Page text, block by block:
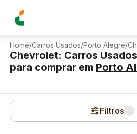
Home/Carros Usados/Porto Alegre/
Chevrolet: Carros
para comprar em Porto
Filtros